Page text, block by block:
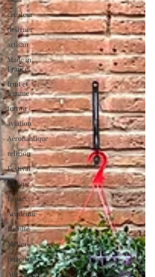
créateur
designer
artisan
Made in
France
fruit et
légume
terroir
aviation
Aéronautique
religion
Festival
Europe
Espace
Académie
Faculté
Métier
jumellage
Allemagne